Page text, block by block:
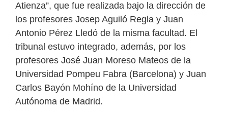
Atienza”, que fue realizada bajo la dirección de
los profesores Josep Aguiló Regla y Juan
Antonio Pérez Lledó de la misma facultad. El
tribunal estuvo integrado, además, por los
profesores José Juan Moreso Mateos de la
Universidad Pompeu Fabra (Barcelona) y Juan
Carlos Bayón Mohíno de la Universidad
Autónoma de Madrid.